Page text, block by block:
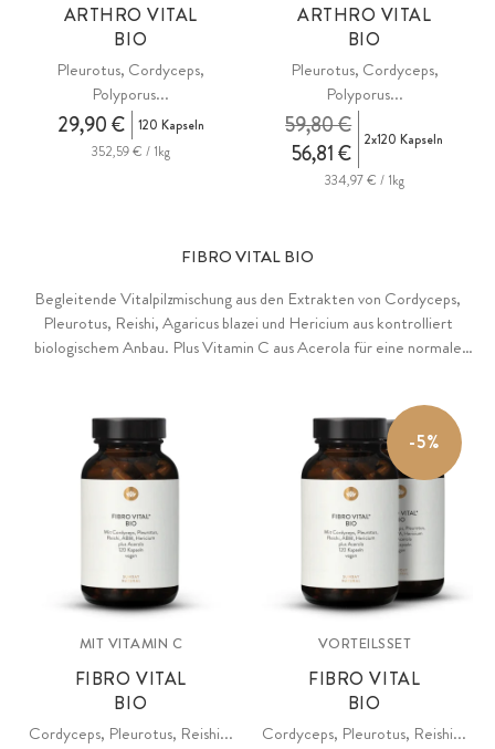
ARTHRO VITAL
BIO
Pleurotus, Cordyceps,
Polyporus...
29,90 €
120 Kapseln
352,59 € / 1kg
ARTHRO VITAL
BIO
Pleurotus, Cordyceps,
Polyporus...
56,81 €
59,80 € 2x120 Kapseln
334,97 € / 1kg
FIBRO VITAL BIO
Begleitende Vitalpilzmischung aus den Extrakten von Cordyceps,
Pleurotus, Reishi, Agaricus blazei und Hericium aus kontrolliert
biologischem Anbau. Plus Vitamin C aus Acerola für eine normale
Nervensystems. Ohne unnötige Zusätze.
MIT VITAMIN C
FIBRO VITAL
BIO
Cordyceps, Pleurotus, Reishi...
-5%
VORTEILSSET
FIBRO VITAL
BIO
Cordyceps, Pleurotus, Reishi...